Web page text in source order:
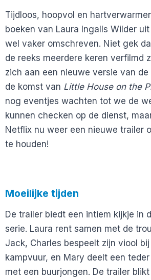
Tijdloos, hoopvol en
boeken van Laura Ingalls Wilder
wel vaker omschreven. Niet gek
de reeks meerdere keren verfilmd
zich aan een nieuwe versie van
de komst van Little House on the
nog eventjes wachten tot we de
kunnen checken op de dienst,
Netflix nu weer een nieuwe trailer
te houden!
Moeilijke tijden
De trailer biedt een intiem kijkje in
serie. Laura rent samen met de
Jack, Charles bespeelt zijn viool
kampvuur, en Mary deelt een
met een buurjongen. De trailer